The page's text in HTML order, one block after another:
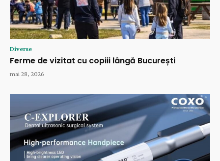
Diverse
Ferme de vizitat cu copiii lângă București
mai 28, 2026